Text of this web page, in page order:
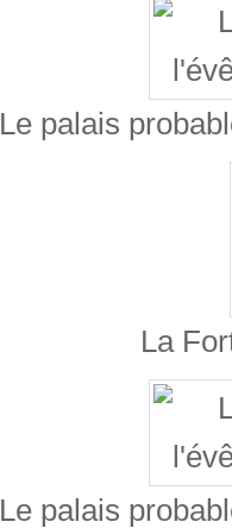
Le palais
La
Le palais